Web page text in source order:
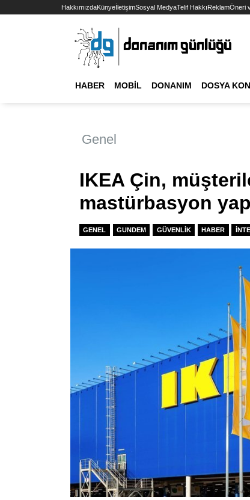
HakkımızdaKünyeİletişimSosyal MedyaTelif HakkıReklamÖneri
HABER MOBIL DONANIM DOSYA
Genel
IKEA Çin,
mastürbasyon
GENEL GUNDEM GÜVENLIK HABER